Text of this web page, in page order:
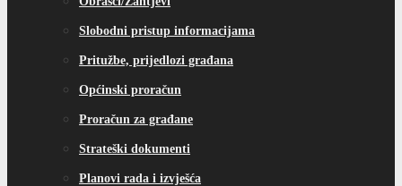
Slobodni pristup informacijama
Pritužbe, prijedlozi građana
Općinski proračun
Proračun za građane
Strateški dokumenti
Planovi rada i izvješća